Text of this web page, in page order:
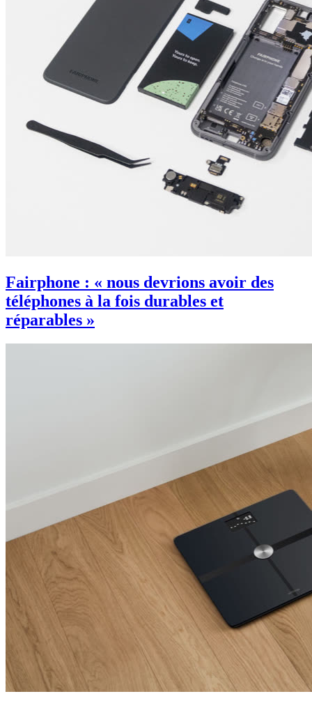
Fairphone : « nous devrions avoir des
téléphones à la fois durables et
réparables »